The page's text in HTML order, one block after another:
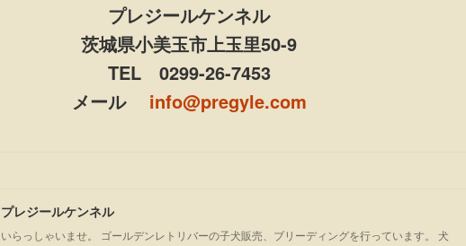
プレジールケンネル
茨城県小美玉市上玉里50-9
TEL 0299-26-7453
メール info@pregyle.com
プレジールケンネル
いらっしゃいませ。 ゴールデンレトリバーの子犬販売、ブリーディングを行っています。 犬